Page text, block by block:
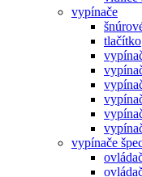
vypínače
tlačítko
vypínače